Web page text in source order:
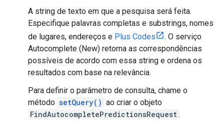
A string de texto em que a pesquisa será feita.
Especifique palavras completas e substrings, nomes
de lugares, endereços e Plus Codes
. O serviço
Autocomplete (New) retorna as correspondências
possíveis de acordo com essa string e ordena os
resultados com base na relevância.
Para definir o parâmetro de consulta, chame o
método setQuery() ao criar o objeto
FindAutocompletePredictionsRequest .